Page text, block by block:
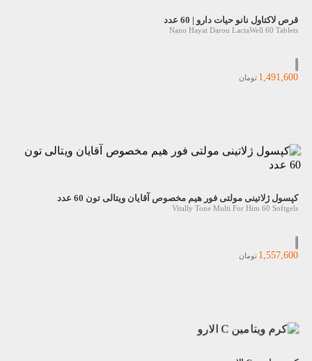
قرص لاکتاول نانو حیات دارو | 60 عدد
Nano Hayat Darou LactaWell 60 Tablets
1,491,600 تومان
کپسول ژلاتینی مولتی فور هیم مخصوص آقایان ویتالی تون 60 عدد
Vitally Tone Multi For Him 60 Softgels
1,557,600 تومان